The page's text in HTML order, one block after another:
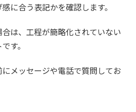
に合う表記かを確認します。
は、工程が簡略化されていない
す。
メッセージや電話で質問してお